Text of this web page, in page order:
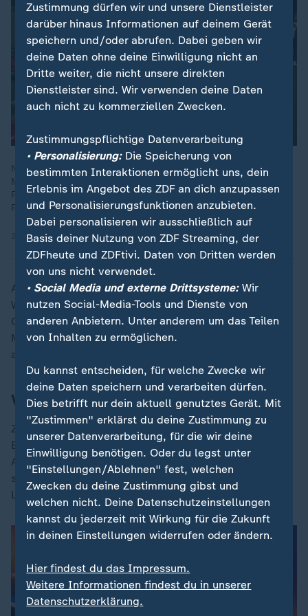
Norwegens Prinzessin Ingrid Alexandra und Prinz Sverre
Magnus zelebrieren die Ruder-Choreografie der norwegischen
Fußballfans - hier zusammen mit Kindern einer New Yorker
Fußballschule.
24.06.2026 | 0:15 min
Anschließend verfolgte Norwegen die kommenden elf
Weltmeisterschaften alle vor dem Fernseher, ehe im
Oktober 1993 die Qualifikation für das Turnier acht
Monate später in den USA gelang. Dies galt damals
als Überraschung.
Vorzeige-Norweger Rune Bratseth
Zwar war mit Rune Bratseth vom Spitzenklub Werder
Bremen in jener Zeit ein Norweger einer der besten
Abwehrspieler der Bundesliga, doch die großen
sportlichen Schlagzeilen des 5,6 Millionen Einwohner-
Landes lieferten regelmäßig Wintersportler.
Zustimmung dürfen wir und unsere Dienstleister
darüber hinaus Informationen auf deinem Gerät
speichern und/oder abrufen. Dabei geben wir
deine Daten ohne deine Einwilligung nicht an
Dritte weiter, die nicht unsere direkten
Dienstleister sind. Wir verwenden deine Daten
auch nicht zu kommerziellen Zwecken.
Zustimmungspflichtige Datenverarbeitung
• Personalisierung:Die Speicherung von
bestimmten Interaktionen ermöglicht uns, dein
Erlebnis im Angebot des ZDF an dich anzupassen
und Personalisierungsfunktionen anzubieten.
Dabei personalisieren wir ausschließlich auf
Basis deiner Nutzung von ZDF Streaming, der
ZDFheute und ZDFtivi. Daten von Dritten werden
von uns nicht verwendet.
• Social Media und externe Drittsysteme:Wir
nutzen Social-Media-Tools und Dienste von
anderen Anbietern. Unter anderem um das Teilen
von Inhalten zu ermöglichen.
Du kannst entscheiden, für welche Zwecke wir
deine Daten speichern und verarbeiten dürfen.
Dies betrifft nur dein aktuell genutztes Gerät. Mit
"Zustimmen" erklärst du deine Zustimmung zu
unserer Datenverarbeitung, für die wir deine
Einwilligung benötigen. Oder du legst unter
"Einstellungen/Ablehnen" fest, welchen
Zwecken du deine Zustimmung gibst und
welchen nicht. Deine Datenschutzeinstellungen
kannst du jederzeit mit Wirkung für die Zukunft
in deinen Einstellungen widerrufen oder ändern.
Hier findest du das Impressum.
Weitere Informationen findest du in unserer
Datenschutzerklärung.